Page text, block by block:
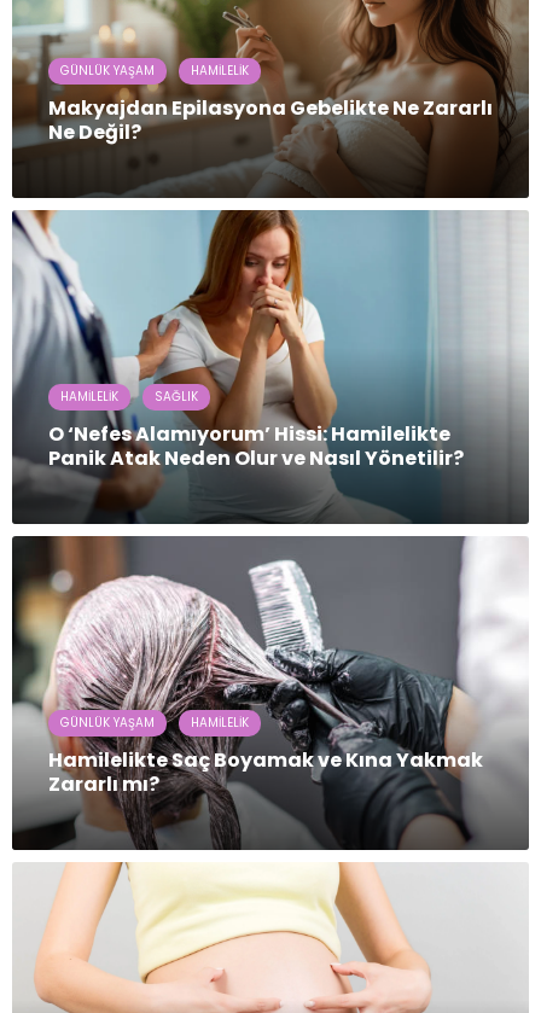
GÜNLÜK YAŞAM HAMILELIK
Makyajdan Epilasyona Gebelikte Ne Zararlı
Ne Değil?
HAMILELIK SAĞLIK
O ‘Nefes Alamıyorum’ Hissi: Hamilelikte
Panik Atak Neden Olur ve Nasıl Yönetilir?
GÜNLÜK YAŞAM HAMILELIK
Hamilelikte Saç Boyamak ve Kına Yakmak
Zararlı mı?